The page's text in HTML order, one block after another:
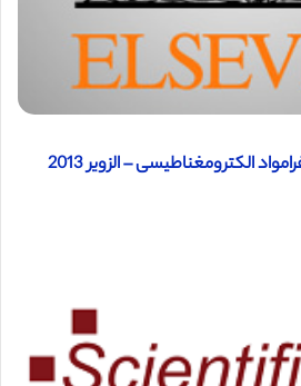
الکترومغناطیسی – الزویر 2013